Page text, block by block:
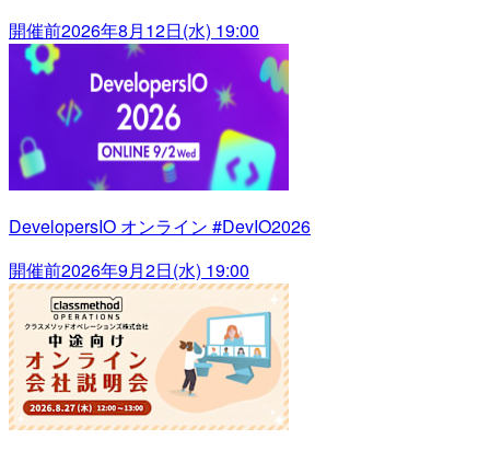
開催前2026年8月12日(水) 19:00
DevelopersIO オンライン #DevIO2026
開催前2026年9月2日(水) 19:00